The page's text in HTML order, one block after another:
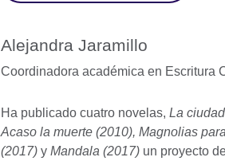
Alejandra Jaramillo
Coordinadora académica en Escritura
Ha publicado cuatro novelas, La
Acaso la muerte (2010), Magnolias
(2017) y Mandala (2017) un proyecto